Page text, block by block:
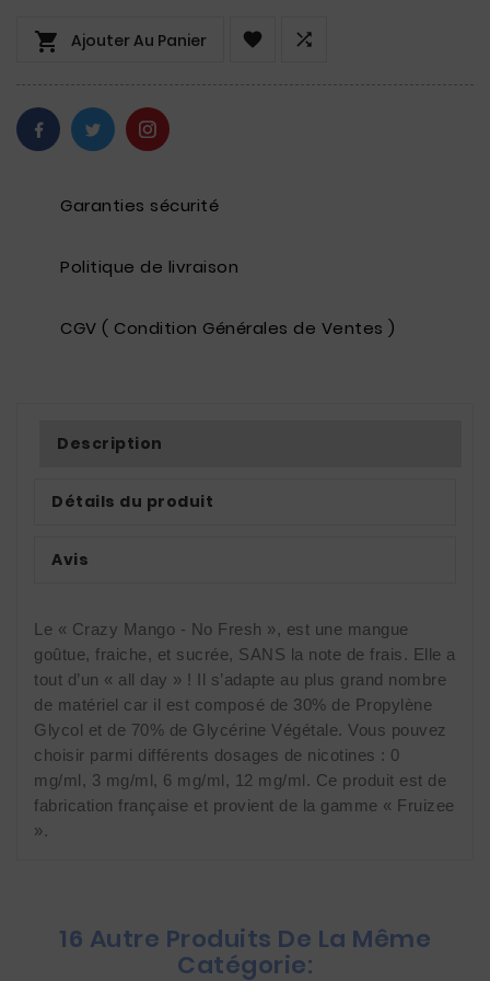
 Ajouter Au Panier  
Garanties sécurité
Politique de livraison
CGV ( Condition Générales de Ventes )
Description
Détails du produit
Avis
Le « Crazy Mango - No Fresh », est une mangue
goûtue, fraiche, et sucrée, SANS la note de frais. Elle a
tout d’un « all day » ! Il s’adapte au plus grand nombre
de matériel car il est composé de 30% de Propylène
Glycol et de 70% de Glycérine Végétale. Vous pouvez
choisir parmi différents dosages de nicotines : 0
mg/ml, 3 mg/ml, 6 mg/ml, 12 mg/ml. Ce produit est de
fabrication française et provient de la gamme « Fruizee
».
16 Autre Produits De La Même
Catégorie: